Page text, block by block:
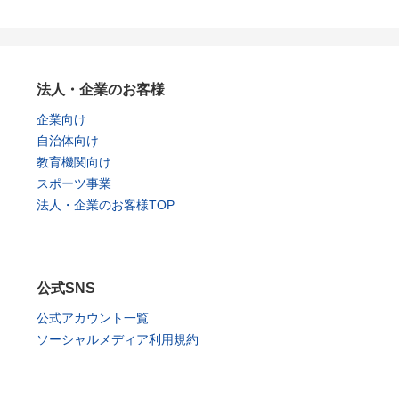
法人・企業のお客様
企業向け
自治体向け
教育機関向け
スポーツ事業
法人・企業のお客様TOP
公式SNS
公式アカウント一覧
ソーシャルメディア利用規約